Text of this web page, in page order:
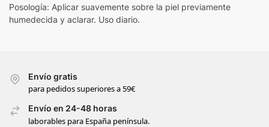
Posología: Aplicar suavemente sobre la piel previamente
humedecida y aclarar. Uso diario.
Envío gratis
para pedidos superiores a 59€
Envío en 24-48 horas
laborables para España península.